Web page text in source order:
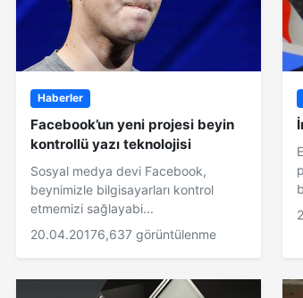
Haberler
Facebook’un yeni projesi beyin
kontrollü yazı teknolojisi
Sosyal medya devi Facebook,
beynimizle bilgisayarları kontrol
etmemizi sağlayabi...
20.04.20176,637 görüntülenme